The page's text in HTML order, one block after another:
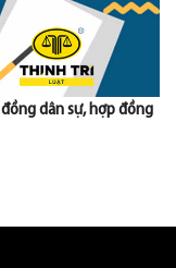
dân sự, hợp đồng